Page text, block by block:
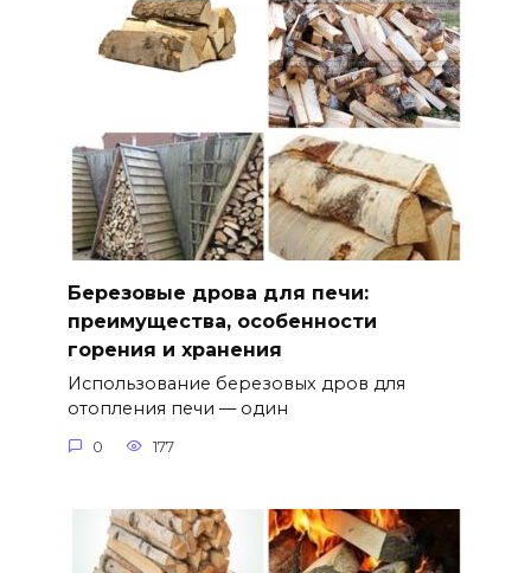
Березовые дрова для печи:
преимущества, особенности
горения и хранения
Использование березовых дров для
отопления печи — один
0 177